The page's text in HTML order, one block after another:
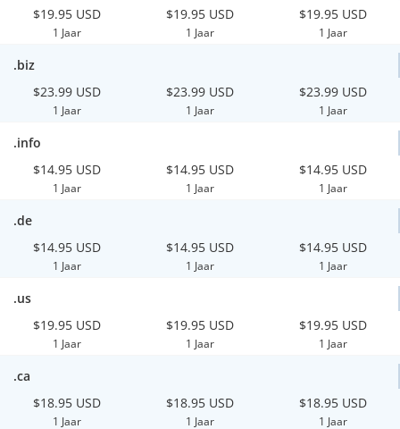
$19.95 USD
1 Jaar
$19.95 USD
1 Jaar
$19.95 USD
1 Jaar
.biz
$23.99 USD
1 Jaar
$23.99 USD
1 Jaar
$23.99 USD
1 Jaar
.info
$14.95 USD
1 Jaar
$14.95 USD
1 Jaar
$14.95 USD
1 Jaar
.de
$14.95 USD
1 Jaar
$14.95 USD
1 Jaar
$14.95 USD
1 Jaar
.us
$19.95 USD
1 Jaar
$19.95 USD
1 Jaar
$19.95 USD
1 Jaar
.ca
$18.95 USD
1 Jaar
$18.95 USD
1 Jaar
$18.95 USD
1 Jaar